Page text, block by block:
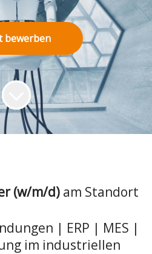
bewerben
(w/m/d) am Standort
| ERP | MES |
im industriellen